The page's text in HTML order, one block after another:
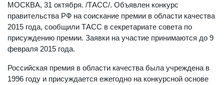
МОСКВА, 31 октября. /ТАСС/. Объявлен конкурс
правительства РФ на соискание премии в области качества
2015 года, сообщили ТАСС в секретариате совета по
присуждению премии. Заявки на участие принимаются до 9
февраля 2015 года.
Российская премия в области качества была учреждена в
1996 году и присуждается ежегодно на конкурсной основе